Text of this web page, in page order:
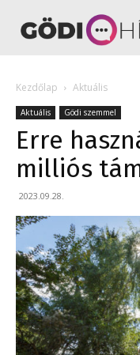
Kezdőlap Aktuális
Aktuális Gödi szemmel
Erre
milliós
2023.09.28.